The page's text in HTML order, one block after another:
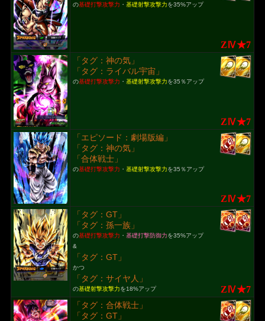
の基礎打撃攻撃力 ・ 基礎射撃攻撃力を35%アップ
ZⅣ★7
「タグ：神の気」
「タグ：ライバル宇宙」
の基礎打撃攻撃力 ・ 基礎射撃攻撃力を35％アップ
ZⅣ★7
「エピソード：劇場版編」
「タグ：神の気」
「合体戦士」
の基礎打撃攻撃力 ・ 基礎射撃攻撃力を35％アップ
ZⅣ★7
「タグ：GT」
「タグ：孫一族」
の基礎打撃攻撃力 ・ 基礎打撃防御力を35%アップ
&
「タグ：GT」
かつ
「タグ：サイヤ人」
の基礎射撃攻撃力を18%アップ ZⅣ★7
「タグ：合体戦士」
「タグ：GT」